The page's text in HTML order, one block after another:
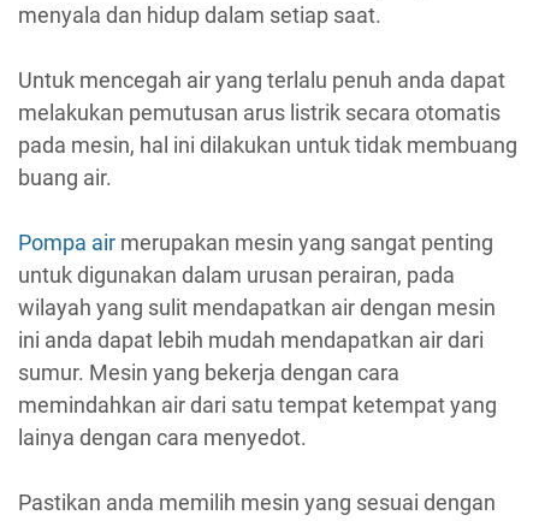
menyala dan hidup dalam setiap saat.
Untuk mencegah air yang terlalu penuh anda dapat
melakukan pemutusan arus listrik secara otomatis
pada mesin, hal ini dilakukan untuk tidak membuang
buang air.
Pompa air merupakan mesin yang sangat penting
untuk digunakan dalam urusan perairan, pada
wilayah yang sulit mendapatkan air dengan mesin
ini anda dapat lebih mudah mendapatkan air dari
sumur. Mesin yang bekerja dengan cara
memindahkan air dari satu tempat ketempat yang
lainya dengan cara menyedot.
Pastikan anda memilih mesin yang sesuai dengan